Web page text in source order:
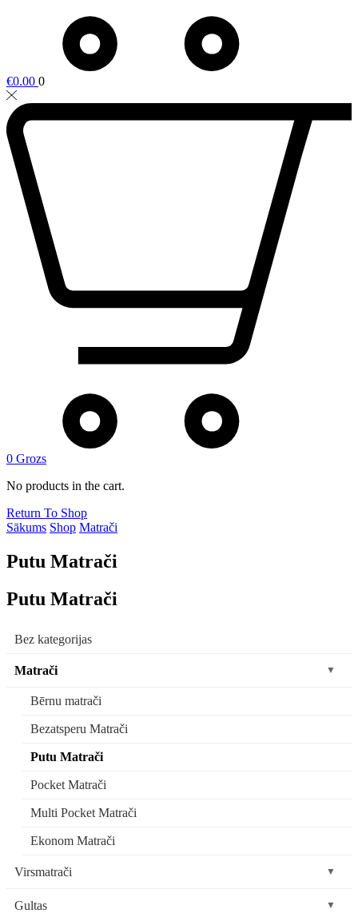
€0.00 0
0 Grozs
No products in the cart.
Return To Shop
Sākums Shop Matrači
Putu Matrači
Putu Matrači
Bez kategorijas
Matrači ▼
Bērnu matrači
Bezatsperu Matrači
Putu Matrači
Pocket Matrači
Multi Pocket Matrači
Ekonom Matrači
Virsmatrači ▼
Nerullējami virsmatrači
Gultas ▼